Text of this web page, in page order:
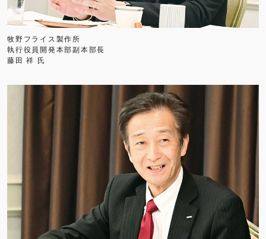
牧野フライス製作所
執行役員開発本部副本部長
藤田 祥 氏